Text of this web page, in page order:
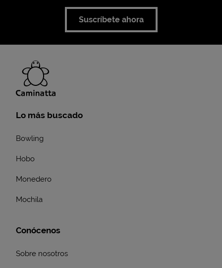
Suscríbete ahora
Lo más buscado
Bowling
Hobo
Monedero
Mochila
Conócenos
Sobre nosotros